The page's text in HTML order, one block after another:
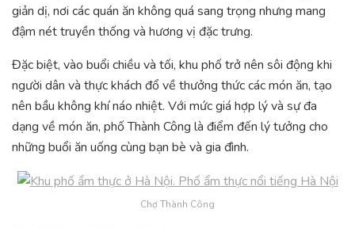
giản dị, nơi các quán ăn không quá sang trọng nhưng mang
đậm nét truyền thống và hương vị đặc trưng.
Đặc biệt, vào buổi chiều và tối, khu phố trở nên sôi động khi
người dân và thực khách đổ về thưởng thức các món ăn, tạo
nên bầu không khí náo nhiệt. Với mức giá hợp lý và sự đa
dạng về món ăn, phố Thành Công là điểm đến lý tưởng cho
những buổi ăn uống cùng bạn bè và gia đình.
Chợ Thành Công